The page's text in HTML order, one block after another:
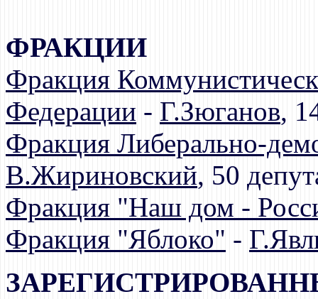
ФРАКЦИИ
Фракция
Федерации - Г.Зюганов,
Фракция Либерально-
В.Жириновский, 50
Фракция "Наш дом -
Фракция "Яблоко" -